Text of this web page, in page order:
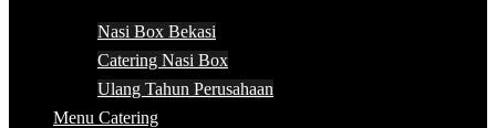
Nasi Box Bekasi
Catering Nasi Box
Ulang Tahun Perusahaan
Menu Catering